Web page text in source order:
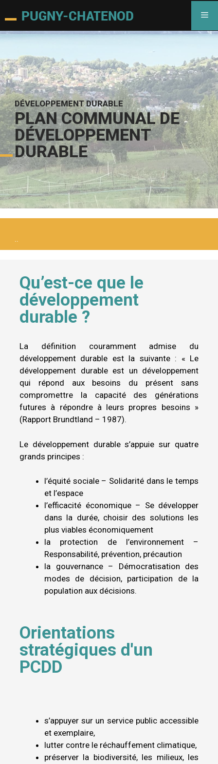
DÉVELOPPEMENT DURABLE
PLAN COMMUNAL DE
DÉVELOPPEMENT
DURABLE
..
Qu’est-ce que le
développement
durable ?
La définition couramment admise du
développement durable est la suivante : « Le
développement durable est un développement
qui répond aux besoins du présent sans
compromettre la capacité des générations
futures à répondre à leurs propres besoins »
(Rapport Brundtland – 1987).
Le développement durable s’appuie sur quatre
grands principes :
l’équité sociale – Solidarité dans le temps
et l’espace
l’efficacité économique – Se développer
dans la durée, choisir des solutions les
plus viables économiquement
la protection de l’environnement –
Responsabilité, prévention, précaution
la gouvernance – Démocratisation des
modes de décision, participation de la
population aux décisions.
Orientations
stratégiques d'un
PCDD
s’appuyer sur un service public accessible
et exemplaire,
lutter contre le réchauffement climatique,
préserver la biodiversité, les milieux, les